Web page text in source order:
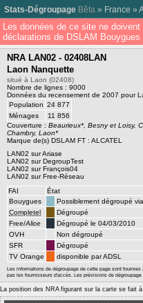
Stats-Dégroupage Bêta » France »
Les données de ce site ne
déclarations de DSLAM
NRA LAN02 - 02408LAN
Laon Nanquette
situé à Laon (02408)
Nombre de lignes : 9000
Données du recensement de 2007 pour
Population 24 877
Ménages
11 856
Couverture : Beaurieux*, Besny et Loisy,
Chambry, Laon*
Marque de(s) DSLAM FT : ALCATEL
LAN02 sur Ariase
LAN02 sur DegroupTest
LAN02 sur François04
LAN02 sur Free-Réseau
FAI
État
Bouygues
Possiblement dégroupé
Completel
Dégroupé
Free/Alice
Dégroupé le 04/03/2010
OVH
Non dégroupé
SFR
Dégroupé
TV Orange
disponible par ADSL
Les informations de dégroupage de cette page sont
pas les fournisseurs d'accès. Les prévisions de
La position des NRA figurant sur la carte se fait